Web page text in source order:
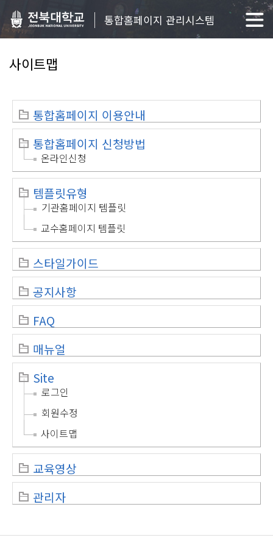
통합홈페이지 관리시스템
사이트맵
통합홈페이지 이용안내
통합홈페이지 신청방법
온라인신청
템플릿유형
기관홈페이지 템플릿
교수홈페이지 템플릿
스타일가이드
공지사항
FAQ
매뉴얼
Site
로그인
회원수정
사이트맵
교육영상
관리자